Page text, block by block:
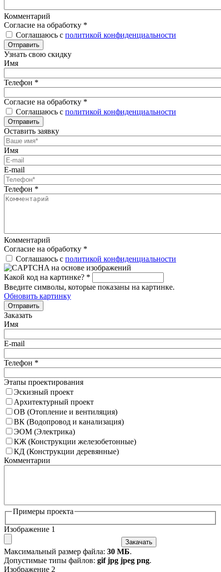
Комментарий
Согласие на обработку *
Соглашаюсь с политикой конфиденциальности
Отправить
Узнать свою скидку
Имя
Телефон *
Согласие на обработку *
Соглашаюсь с политикой конфиденциальности
Отправить
Оставить заявку
Имя
E-mail
Телефон *
Комментарий
Согласие на обработку *
Соглашаюсь с политикой конфиденциальности
Какой код на картинке? *
Введите символы, которые показаны на картинке.
Обновить картинку
Отправить
Заказать
Имя
E-mail
Телефон *
Этапы проектирования
Эскизный проект
Архитектурный проект
ОВ (Отопление и вентиляция)
ВК (Водопровод и канализация)
ЭОМ (Электрика)
КЖ (Конструкции железобетонные)
КД (Конструкции деревянные)
Комментарии
Примеры проекта
Изображение 1
Закачать
Максимальный размер файла: 30 МБ.
Допустимые типы файлов: gif jpg jpeg png.
Изображение 2